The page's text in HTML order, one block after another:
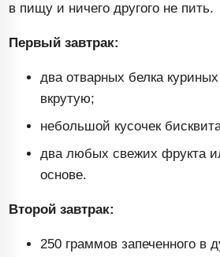
в пищу и ничего другого не пить.
Первый завтрак:
два отварных белка
вкрутую;
небольшой кусочек
два любых свежих фрукта
основе.
Второй завтрак:
250 граммов запеченного в